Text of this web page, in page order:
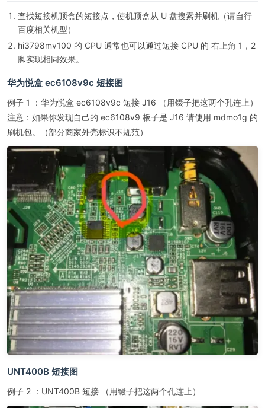
查找短接机顶盒的短接点，使机顶盒从 U 盘搜索并刷机（请自行
百度相关机型）
hi3798mv100 的 CPU 通常也可以通过短接 CPU 的 右上角 1，2
脚实现相同效果。
华为悦盒 ec6108v9c 短接图
例子 1 ：华为悦盒 ec6108v9c 短接 J16 （用镊子把这两个孔连上）
注意：如果你发现自己的 ec6108v9 板子是 J16 请使用 mdmo1g 的
刷机包。（部分商家外壳标识不规范）
UNT400B 短接图
例子 2 ：UNT400B 短接 （用镊子把这两个孔连上）